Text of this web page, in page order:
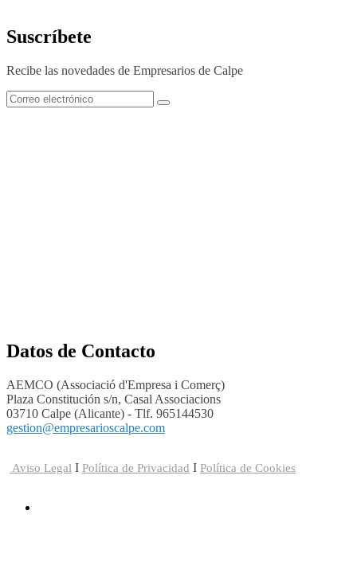
Suscríbete
Recibe las novedades de Empresarios de Calpe
Datos de Contacto
AEMCO (Associació d'Empresa i Comerç)
Plaza Constitución s/n, Casal Associacions
03710 Calpe (Alicante) - Tlf. 965144530
gestion@empresarioscalpe.com
Aviso Legal I Política de Privacidad I Política de Cookies